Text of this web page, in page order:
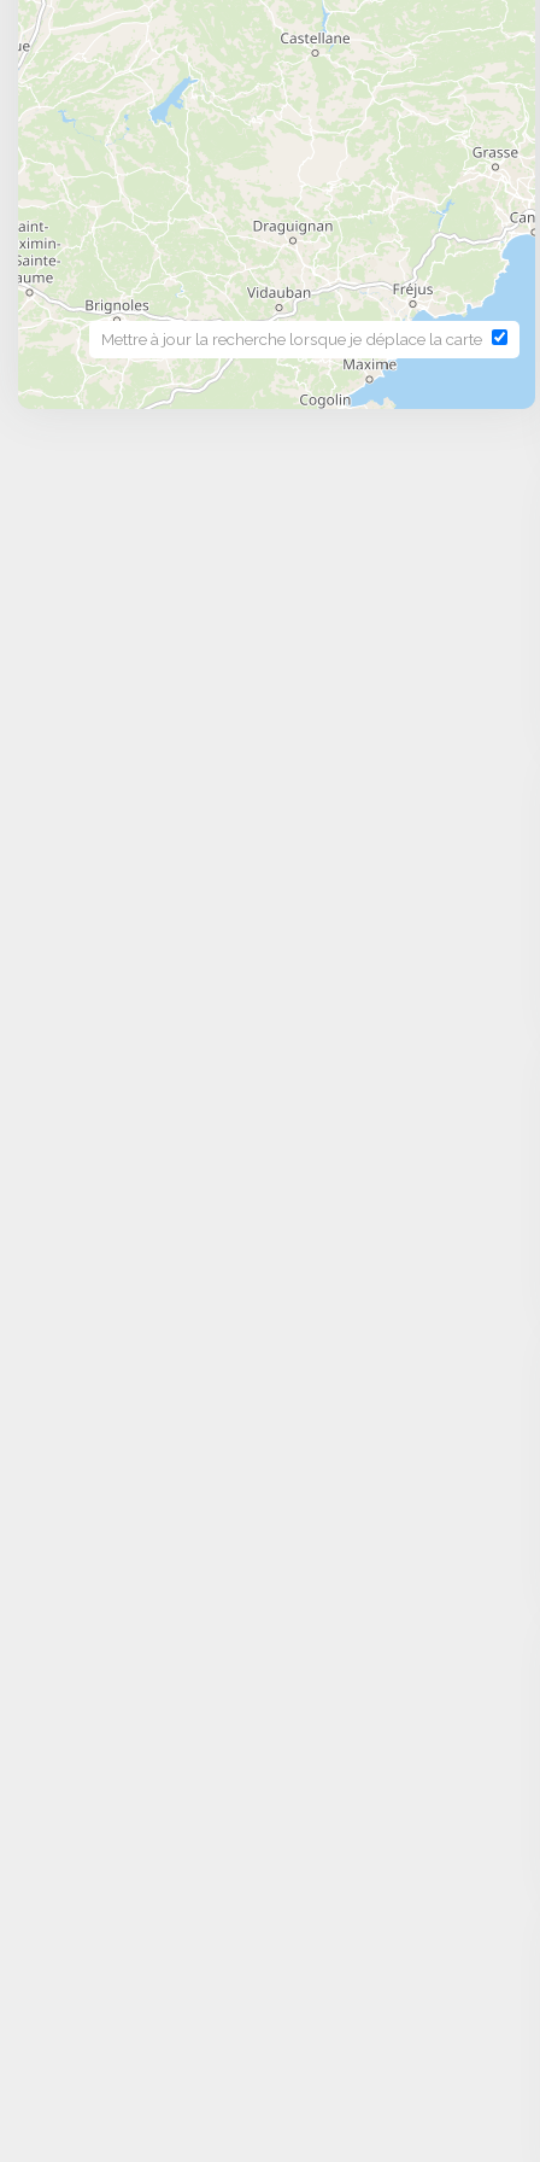
Mettre à jour la recherche lorsque je déplace la carte